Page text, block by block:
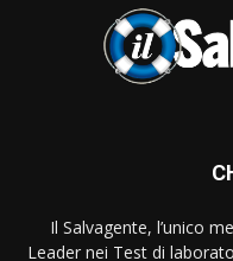
Il Salvagente, l’unico
Leader nei Test di